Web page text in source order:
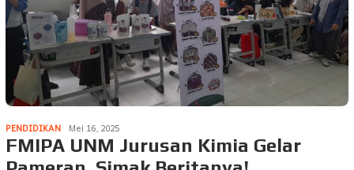
PENDIDIKAN Mei 16, 2025
FMIPA UNM Jurusan Kimia Gelar